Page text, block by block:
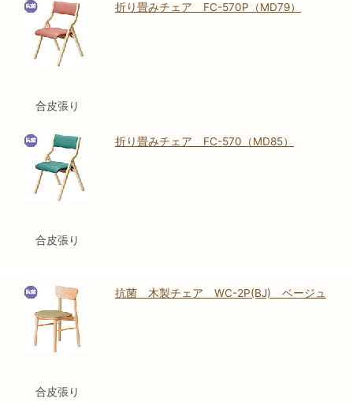
合皮張り
折り畳みチェア FC-570P（MD79）
合皮張り
折り畳みチェア FC-570（MD85）
合皮張り
抗菌 木製チェア WC-2P(BJ) ベージュ